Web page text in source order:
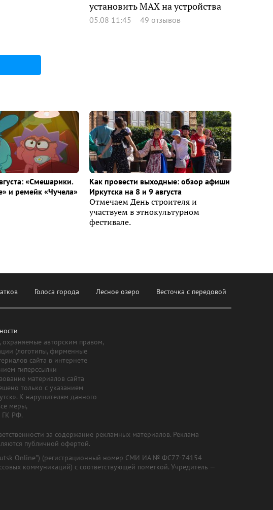
установить MAX на устройства
05.08 11:45 49 отзывов
«Смешарики.
и ремейк «Чучела»
Как провести выходные: обзор афиши
Иркутска на 8 и 9 августа
Отмечаем День строителя и
участвуем в этнокультурном
фестивале.
Голоса города Лесное озеро Весточка с передовой
авторским правом,
(логотипы, фирменные
сайта в интернете
гиперссылки
материалов сайта
только с указанием
К нарушителям данного
меры,
ГК РФ.
за содержание рекламных материалов. Реклама
публичной офертой.
Online") (регистрационный номер СМИ ИА № ФС77-74154
коммуникаций) с соответствующей пометкой. Учредитель —